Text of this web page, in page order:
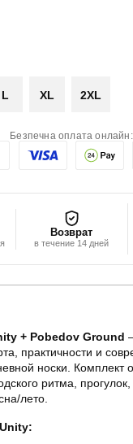
L XL 2XL
Безпечна оплата онлайн:
Возврат
в течение 14 дней
+ Pobedov Ground
практичности и
носки. Комплект
ритма,
лето.